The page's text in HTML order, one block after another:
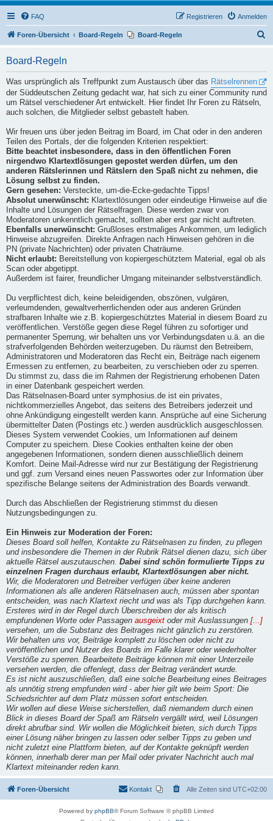
FAQ Anmelden
Registrieren
Foren-Übersicht Board-Regeln Board-Regeln
h
Board-Regeln
Was ursprünglich als Treffpunkt zum Austausch über das Rätselrennen
der Süddeutschen Zeitung gedacht war, hat sich zu einer Community rund
um Rätsel verschiedener Art entwickelt. Hier findet Ihr Foren zu Rätseln,
auch solchen, die Mitglieder selbst gebastelt haben.
Wir freuen uns über jeden Beitrag im Board, im Chat oder in den anderen
Teilen des Portals, der die folgenden Kriterien respektiert:
Bitte beachtet insbesondere, dass in den öffentlichen Foren
nirgendwo Klartextlösungen gepostet werden dürfen, um den
anderen Rätslerinnen und Rätslern den Spaß nicht zu nehmen, die
Lösung selbst zu finden.
Gern gesehen: Versteckte, um-die-Ecke-gedachte Tipps!
Absolut unerwünscht: Klartextlösungen oder eindeutige Hinweise auf die
Inhalte und Lösungen der Rätselfragen. Diese werden zwar von
Moderatoren unkenntlich gemacht, sollten aber erst gar nicht auftreten.
Ebenfalls unerwünscht: Grußloses erstmaliges Ankommen, um lediglich
Hinweise abzugreifen. Direkte Anfragen nach Hinweisen gehören in die
PN (private Nachrichten) oder privaten Chaträume.
Nicht erlaubt: Bereitstellung von kopiergeschütztem Material, egal ob als
Scan oder abgetippt.
Außerdem ist fairer, freundlicher Umgang miteinander selbstverständlich.
Du verpflichtest dich, keine beleidigenden, obszönen, vulgären,
verleumdenden, gewaltverherrlichenden oder aus anderen Gründen
strafbaren Inhalte wie z.B. kopiergeschütztes Material in diesem Board zu
veröffentlichen. Verstöße gegen diese Regel führen zu sofortiger und
permanenter Sperrung, wir behalten uns vor Verbindungsdaten u.ä. an die
strafverfolgenden Behörden weiterzugeben. Du räumst den Betreibern,
Administratoren und Moderatoren das Recht ein, Beiträge nach eigenem
Ermessen zu entfernen, zu bearbeiten, zu verschieben oder zu sperren.
Du stimmst zu, dass die im Rahmen der Registrierung erhobenen Daten
in einer Datenbank gespeichert werden.
Das Rätselnasen-Board unter symphosius.de ist ein privates,
nichtkommerzielles Angebot, das seitens des Betreibers jederzeit und
ohne Ankündigung eingestellt werden kann. Ansprüche auf eine Sicherung
übermittelter Daten (Postings etc.) werden ausdrücklich ausgeschlossen.
Dieses System verwendet Cookies, um Informationen auf deinem
Computer zu speichern. Diese Cookies enthalten keine der oben
angegebenen Informationen, sondern dienen ausschließlich deinem
Komfort. Deine Mail-Adresse wird nur zur Bestätigung der Registrierung
und ggf. zum Versand eines neuen Passwortes oder zur Information über
spezifische Belange seitens der Administration des Boards verwandt.
Durch das Abschließen der Registrierung stimmst du diesen
Nutzungsbedingungen zu.
Ein Hinweis zur Moderation der Foren:
Dieses Board soll helfen, Kontakte zu Rätselnasen zu finden, zu pflegen
und insbesondere die Themen in der Rubrik Rätsel dienen dazu, sich über
aktuelle Rätsel auszutauschen. Dabei sind schön formulierte Tipps zu
einzelnen Fragen durchaus erlaubt, Klartextlösungen aber nicht.
Wir, die Moderatoren und Betreiber verfügen über keine anderen
Informationen als alle anderen Rätselnasen auch, müssen aber spontan
entscheiden, was nach Klartext riecht und was als Tipp durchgehen kann.
Ersteres wird in der Regel durch Überschreiben der als kritisch
empfundenen Worte oder Passagen ausgeixt oder mit Auslassungen [...]
versehen, um die Substanz des Beitrages nicht gänzlich zu zerstören.
Wir behalten uns vor, Beiträge komplett zu löschen oder nicht zu
veröffentlichen und Nutzer des Boards im Falle klarer oder wiederholter
Verstöße zu sperren. Bearbeitete Beiträge können mit einer Unterzeile
versehen werden, die offenlegt, dass der Beitrag verändert wurde.
Es ist nicht auszuschließen, daß eine solche Bearbeitung eines Beitrages
als unnötig streng empfunden wird - aber hier gilt wie beim Sport: Die
Schiedsrichter auf dem Platz müssen sofort entscheiden.
Wir wollen auf diese Weise sicherstellen, daß niemandem durch einen
Blick in dieses Board der Spaß am Rätseln vergällt wird, weil Lösungen
direkt abrufbar sind. Wir wollen die Möglichkeit bieten, sich durch Tipps
einer Lösung näher bringen zu lassen oder selber Tipps zu geben und
nicht zuletzt eine Plattform bieten, auf der Kontakte geknüpft werden
können, innerhalb derer man per Mail oder privater Nachricht auch mal
Klartext miteinander reden kann.
Foren-Übersicht Alle Zeiten sind UTC+02:00
Kontakt
Powered by phpBB® Forum Software © phpBB Limited